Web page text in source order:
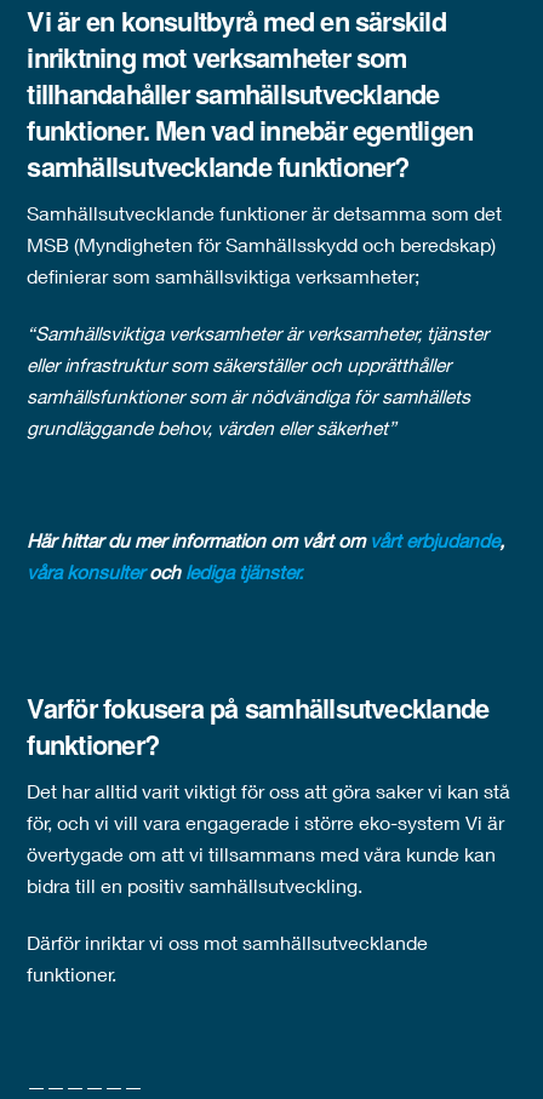
Vi är en konsultbyrå med en särskild
inriktning mot verksamheter som
tillhandahåller samhällsutvecklande
funktioner. Men vad innebär egentligen
samhällsutvecklande funktioner?
Samhällsutvecklande funktioner är detsamma som det
MSB (Myndigheten för Samhällsskydd och beredskap)
definierar som samhällsviktiga verksamheter;
“Samhällsviktiga verksamheter är verksamheter, tjänster
eller infrastruktur som säkerställer och upprätthåller
samhällsfunktioner som är nödvändiga för samhällets
grundläggande behov, värden eller säkerhet”
Här hittar du mer information om vårt om vårt erbjudande,
våra konsulteroch lediga tjänster.
Varför fokusera på samhällsutvecklande
funktioner?
Det har alltid varit viktigt för oss att göra saker vi kan stå
för, och vi vill vara engagerade i större eko-system Vi är
övertygade om att vi tillsammans med våra kunde kan
bidra till en positiv samhällsutveckling.
Därför inriktar vi oss mot samhällsutvecklande
funktioner.
——————